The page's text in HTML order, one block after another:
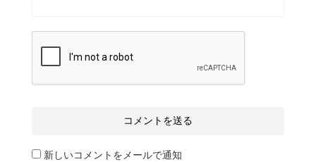
新しいコメントをメールで通知